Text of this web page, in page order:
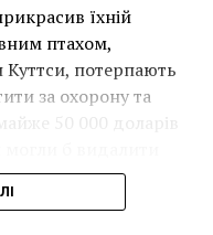
шесть лет назад,
после пяти
їхній
птахом,
Куттси, потерпають
за охорону та
50 000 доларів
мільйона